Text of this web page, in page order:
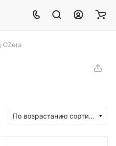
OZera
По возрастанию сортировки